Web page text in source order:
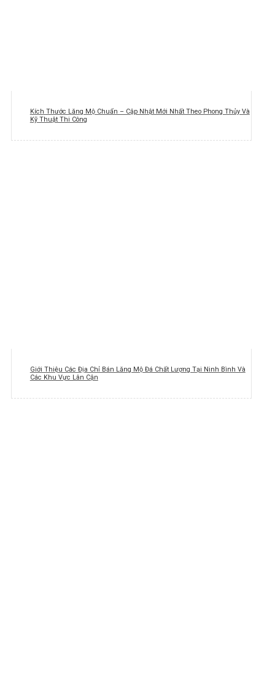
Kích Thước Lăng Mộ Chuẩn – Cập Nhật Mới Nhất Theo Phong Thủy Và
Kỹ Thuật Thi Công
Giới Thiệu Các Địa Chỉ Bán Lăng Mộ Đá Chất Lượng Tại Ninh Bình Và
Các Khu Vực Lân Cận